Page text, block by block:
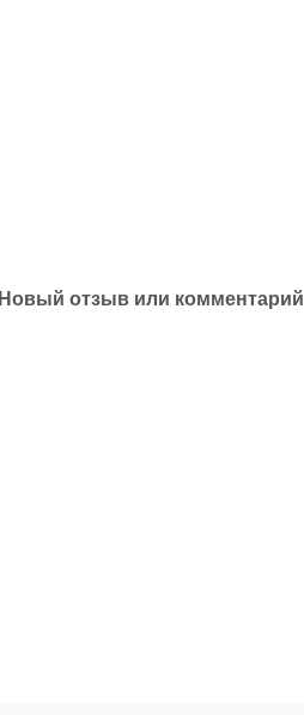
Новый отзыв или комментарий